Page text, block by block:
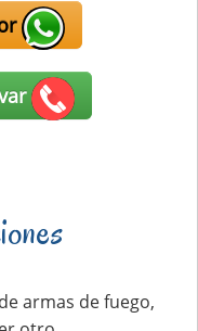
armas de fuego,